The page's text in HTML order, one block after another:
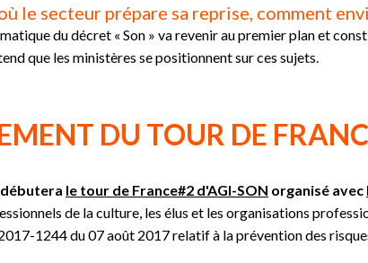
le secteur prépare sa reprise, comment
du décret « Son » va revenir au premier plan et
que les ministères se positionnent sur ces sujets.
DU TOUR DE
le tour de France#2 d'AGI-SON organisé avec
de la culture, les élus et les organisations
1244 du 07 août 2017 relatif à la prévention des